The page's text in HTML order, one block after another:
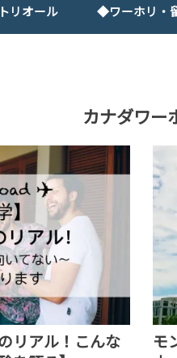
リオール
役立ち情報
◆ワーホリ・
カナダワー
リアル！こんな
モ